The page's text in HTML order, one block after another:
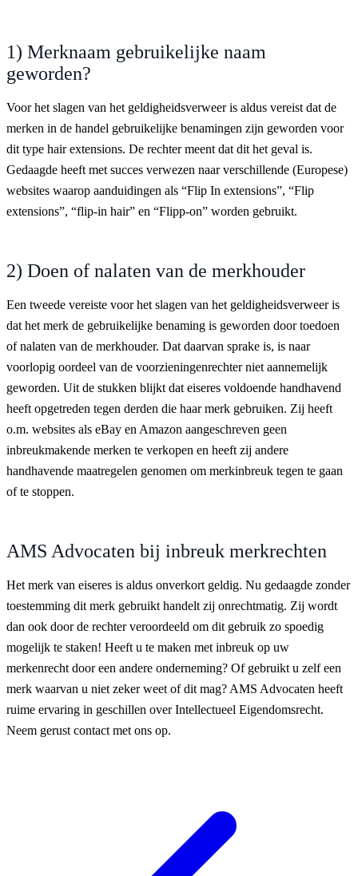
1) Merknaam gebruikelijke naam
geworden?
Voor het slagen van het geldigheidsverweer is aldus vereist dat de
merken in de handel gebruikelijke benamingen zijn geworden voor
dit type hair extensions. De rechter meent dat dit het geval is.
Gedaagde heeft met succes verwezen naar verschillende (Europese)
websites waarop aanduidingen als “Flip In extensions”, “Flip
extensions”, “flip-in hair” en “Flipp-on” worden gebruikt.
2) Doen of nalaten van de merkhouder
Een tweede vereiste voor het slagen van het geldigheidsverweer is
dat het merk de gebruikelijke benaming is geworden door toedoen
of nalaten van de merkhouder. Dat daarvan sprake is, is naar
voorlopig oordeel van de voorzieningenrechter niet aannemelijk
geworden. Uit de stukken blijkt dat eiseres voldoende handhavend
heeft opgetreden tegen derden die haar merk gebruiken. Zij heeft
o.m. websites als eBay en Amazon aangeschreven geen
inbreukmakende merken te verkopen en heeft zij andere
handhavende maatregelen genomen om merkinbreuk tegen te gaan
of te stoppen.
AMS Advocaten bij inbreuk merkrechten
Het merk van eiseres is aldus onverkort geldig. Nu gedaagde zonder
toestemming dit merk gebruikt handelt zij onrechtmatig. Zij wordt
dan ook door de rechter veroordeeld om dit gebruik zo spoedig
mogelijk te staken! Heeft u te maken met inbreuk op uw
merkenrecht door een andere onderneming? Of gebruikt u zelf een
merk waarvan u niet zeker weet of dit mag? AMS Advocaten heeft
ruime ervaring in geschillen over Intellectueel Eigendomsrecht.
Neem gerust contact met ons op.